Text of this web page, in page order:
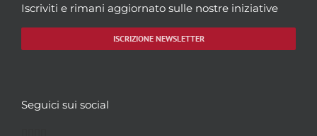
Iscriviti e rimani aggiornato sulle nostre iniziative
ISCRIZIONE NEWSLETTER
Seguici sui social